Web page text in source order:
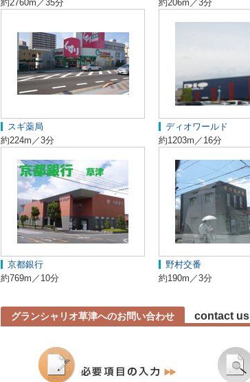
約2760m／35分
約206m／3分
スギ薬局
約224m／3分
ディオワールド
約1203m／16分
京都銀行
約769m／10分
野村交番
約190m／3分
グランシャリオ草津へのお問い合わせ contact us